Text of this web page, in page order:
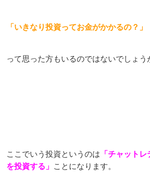
「いきなり投資ってお金がかかるの？」
って思った方もいるのではないでしょう
ここでいう投資というのは 「チャット
を投資する」 ことになります。